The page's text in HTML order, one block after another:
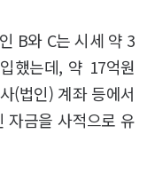
B와 C는 시세 약 3
했는데, 약 17억원
(법인) 계좌 등에서
자금을 사적으로 유